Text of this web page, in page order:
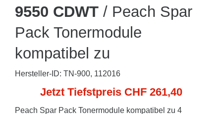
9550 CDWT / Peach Spar
Pack Tonermodule
kompatibel zu
Hersteller-ID: TN-900, 112016
Jetzt Tiefstpreis CHF 261,40
Peach Spar Pack Tonermodule kompatibel zu 4